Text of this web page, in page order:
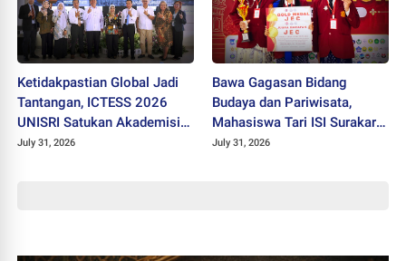
Ketidakpastian Global Jadi
Tantangan, ICTESS 2026
UNISRI Satukan Akademisi 5
Negara Demi Solusi Lintas
July 31, 2026
Bawa Gagasan Bidang
Budaya dan Pariwisata,
Mahasiswa Tari ISI Surakarta
Raih Medali Emas JEC 2026
July 31, 2026